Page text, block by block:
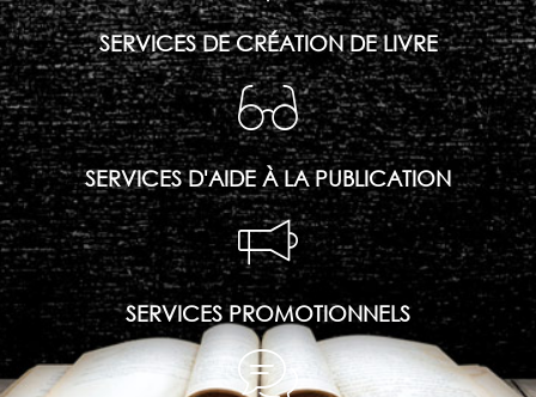
SERVICES DE CRÉATION DE LIVRE
SERVICES D'AIDE À LA PUBLICATION
SERVICES PROMOTIONNELS